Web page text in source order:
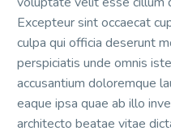
Excepteur sint occaecat
culpa qui officia deserunt
perspiciatis unde omnis
accusantium doloremque
eaque ipsa quae ab illo
architecto beatae vitae